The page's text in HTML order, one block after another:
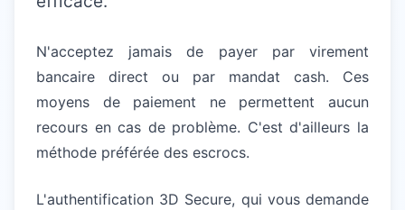
N'acceptez jamais de payer par virement
bancaire direct ou par mandat cash. Ces
moyens de paiement ne permettent aucun
recours en cas de problème. C'est d'ailleurs la
méthode préférée des escrocs.
L'authentification 3D Secure, qui vous demande